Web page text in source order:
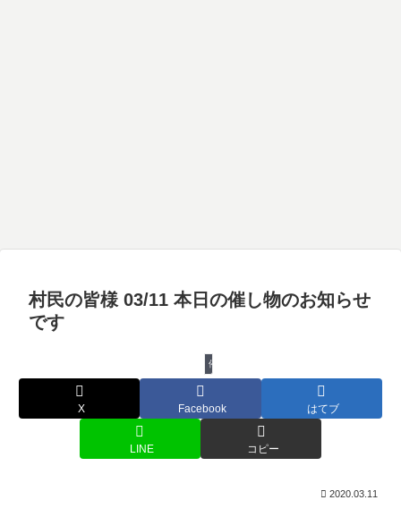
村民の皆様 03/11 本日の催し物のお知らせ
です
催し物
X Facebook はてブ
LINE コピー
2020.03.11